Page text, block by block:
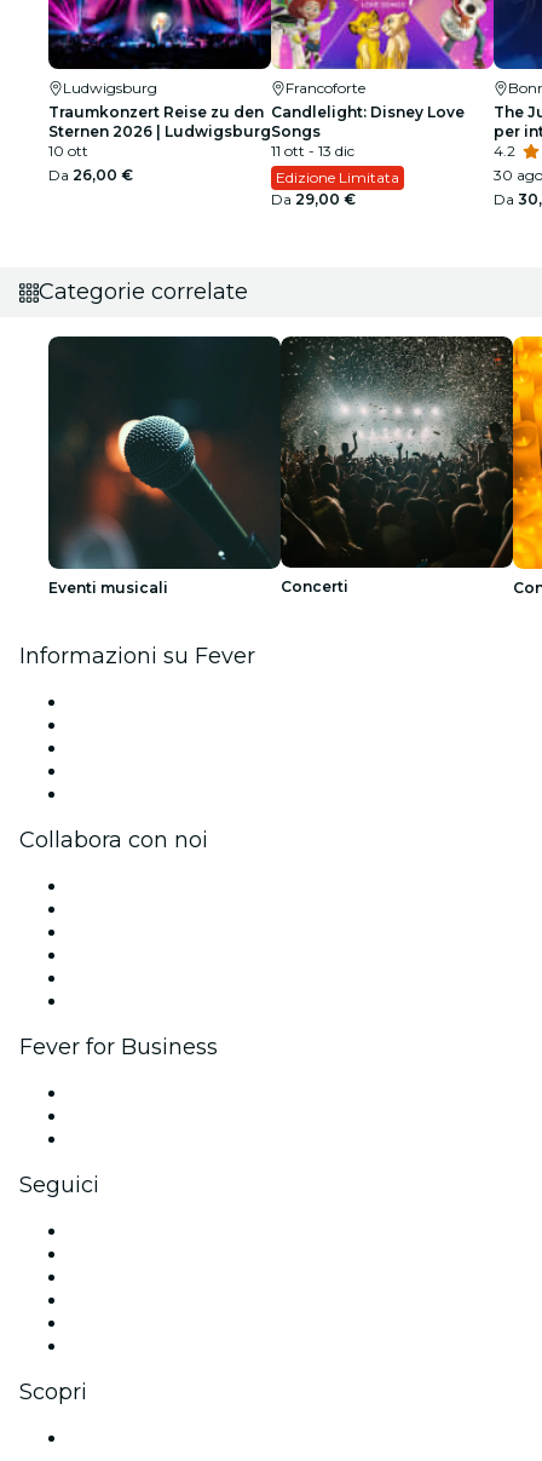
Ludwigsburg
Traumkonzert Reise zu den
Sternen 2026 | Ludwigsburg
10 ott
Da 26,00 €
Francoforte
Candlelight: Disney Love
Songs
11 ott - 13 dic
Edizione Limitata
Da 29,00 €
The
per
chi
4.2
30
Da
Categorie correlate
Eventi musicali Concerti
Informazioni su Fever
Collabora con noi
Fever for Business
Seguici
Scopri